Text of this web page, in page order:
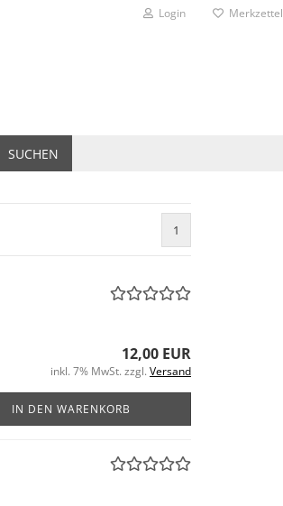
Login Merkzettel
SUCHEN
1
12,00 EUR
inkl. 7% MwSt. zzgl. Versand
IN DEN WARENKORB